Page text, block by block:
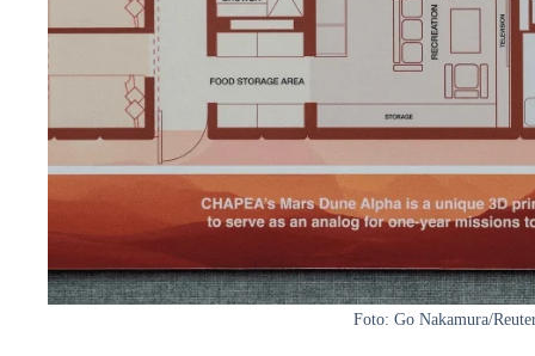
Foto: Go Nakamura/